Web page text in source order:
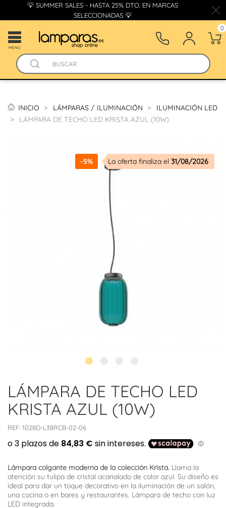
💡 SUMMER SALES - HASTA 25% DTO. EN MARCAS
SELECCIONADAS 💡
MENÚ
0
INICIO LÁMPARAS / ILUMINACIÓN
ILUMINACIÓN LED
LÁMPARA DE TECHO LED KRISTA AZUL (10W)
-5% La oferta finaliza el 31/08/2026
LÁMPARA DE TECHO LED
KRISTA AZUL (10W)
REF: 1028D-L38RCB-02-06
Lámpara colgante moderna de la colección Krista. Llama la
atención su tulipa de cristal acanalado de color azul. Su diseño es
ideal para dar un toque decorativo en la iluminación de un salón,
una cocina o en bares y restaurantes. Lámpara de techo con luz
LED integrada.